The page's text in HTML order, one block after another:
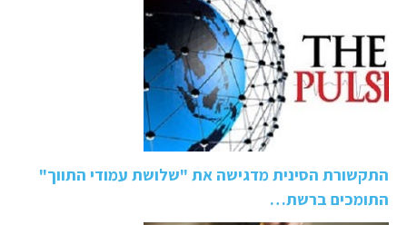
התקשורת הסינית מדגישה את "שלושת עמודי התווך"
התומכים ברשת…